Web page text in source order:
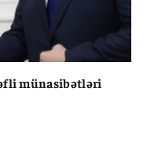
münasibətləri